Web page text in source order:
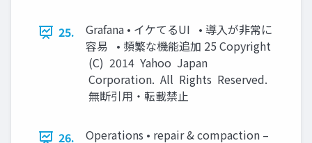
25.
Grafana • イケてるUI • 導入が非常に
容易 • 頻繁な機能追加 25 Copyright
(C) 2014 Yahoo Japan
Corporation. All Rights Reserved.
無断引用・転載禁止
26.
Operations • repair & compaction –